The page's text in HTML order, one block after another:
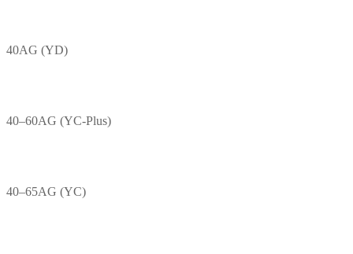
40AG (YD)
40–60AG (YC-Plus)
40–65AG (YC)